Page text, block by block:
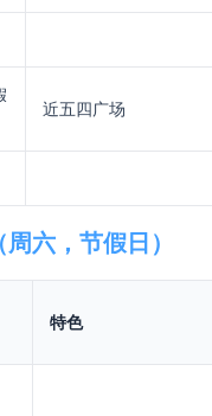
近五四广场
六，节假日）
特色